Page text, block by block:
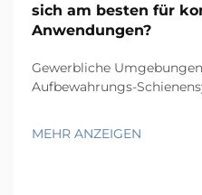
sich am besten für
Anwendungen?
Gewerbliche
Aufbewahrungs-
Anforderungen erfüllen.
MEHR ANZEIGEN